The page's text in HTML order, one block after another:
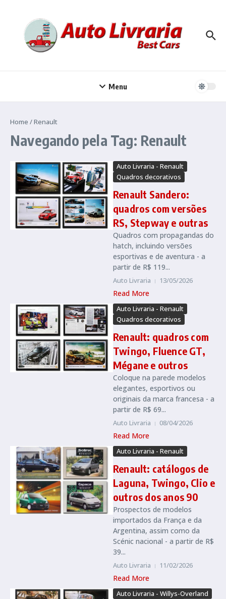
Menu
Home /Renault
Navegando pela Tag: Renault
Auto Livraria - Renault
Quadros decorativos
Renault Sandero:
quadros com versões
RS, Stepway e outras
Quadros com propagandas do
hatch, incluindo versões
esportivas e de aventura - a
partir de R$ 119...
Auto Livraria 13/05/2026
Read More
Auto Livraria - Renault
Quadros decorativos
Renault: quadros com
Twingo, Fluence GT,
Mégane e outros
Coloque na parede modelos
elegantes, esportivos ou
originais da marca francesa - a
partir de R$ 69...
Auto Livraria 08/04/2026
Read More
Auto Livraria - Renault
Renault: catálogos de
Laguna, Twingo, Clio e
outros dos anos 90
Prospectos de modelos
importados da França e da
Argentina, assim como da
Scénic nacional - a partir de R$
39...
Auto Livraria 11/02/2026
Read More
Auto Livraria - Willys-Overland